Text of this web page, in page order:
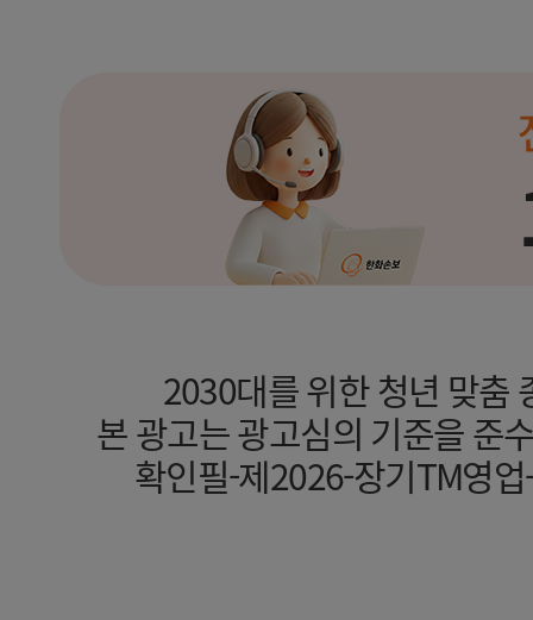
2030대를 위한 청년 맞춤
본 광고는 광고심의 기준을 준
확인필-제2026-장기TM영